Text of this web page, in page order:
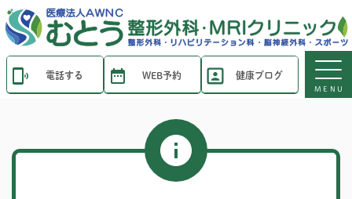
電話する WEB予約 健康ブログ
MENU